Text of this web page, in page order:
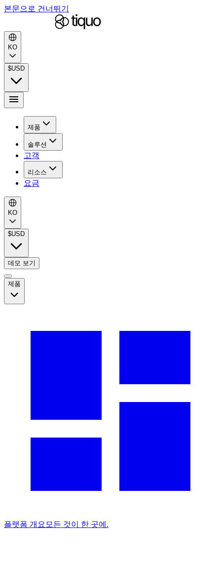
본문으로 건너뛰기
KO
$USD
제품
솔루션
고객
리소스
요금
KO
$USD
데모 보기
제품
플랫폼 개요 모든 것이 한 곳에.